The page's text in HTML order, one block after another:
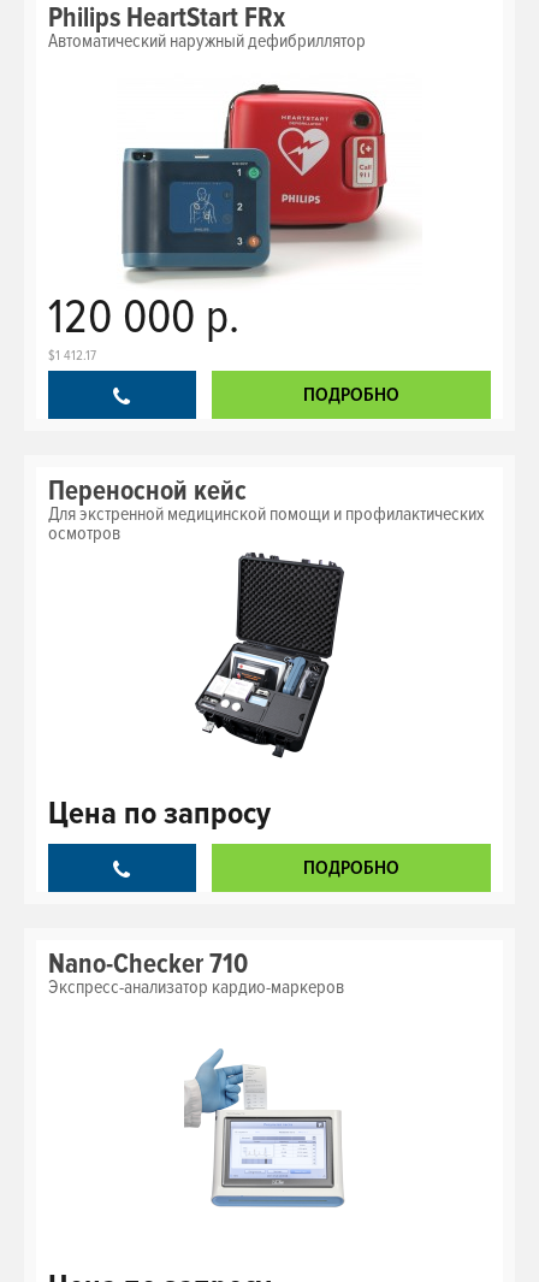
Philips HeartStart FRx
Автоматический наружный дефибриллятор
120 000 р.
$1 412.17
ПОДРОБНО
Переносной кейс
Для экстренной медицинской помощи и профилактических
осмотров
Цена по запросу
ПОДРОБНО
Nano-Checker 710
Экспресс-анализатор кардио-маркеров